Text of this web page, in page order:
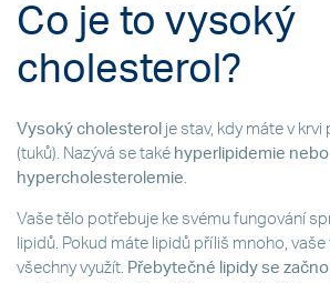
Co je to vysoký
cholesterol?
Vysoký cholesterol je stav, kdy máte v
(tuků). Nazývá se také hyperlipidemie nebo
hypercholesterolemie.
Vaše tělo potřebuje ke svému fungování
lipidů. Pokud máte lipidů příliš mnoho,
všechny využít. Přebytečné lipidy se